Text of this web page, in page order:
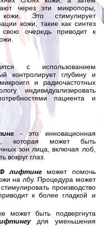
через эти микропоры,
Это стимулирует
кожи, такие как синтез
очередь приводит к
с использованием
контролирует глубину и
и радиочастотных
индивидуализировать
пациента и
- это инновационная
которая может быть
зон лица, включая лоб,
вокруг глаз.
лифтинг может помочь
на лбу. Процедура может
производство
к более гладкой и
может быть подвергнута
для уменьшения